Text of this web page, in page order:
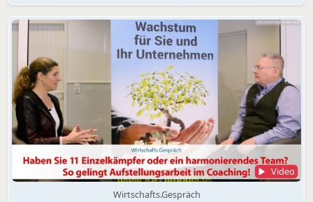
Video
Wirtschafts.Gespräch